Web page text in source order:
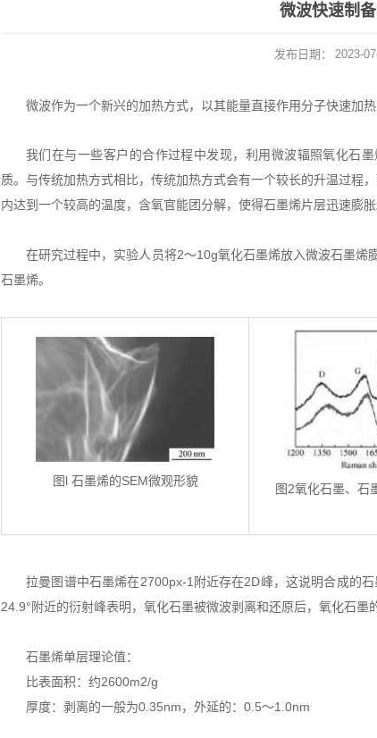
微波快速制
发布日期： 2023-
微波作为一个新兴的加热方式，以其能量直接作用分子快速加
我们在与一些客户的合作过程中发现，利用微波辐照氧化石墨
质。与传统加热方式相比，传统加热方式会有一个较长的升温过程
内达到一个较高的温度，含氧官能团分解，使得石墨烯片层迅速膨
在研究过程中，实验人员将2～10g氧化石墨烯放入微波石墨
石墨烯。
图l 石墨烯的SEM微观形貌
图2氧化石墨、石
拉曼图谱中石墨烯在2700px-1附近存在2D峰，这说明合成的
24.9°附近的衍射峰表明，氧化石墨被微波剥离和还原后，氧化石墨
石墨烯单层理论值：
比表面积：约2600m2/g
厚度：剥离的一般为0.35nm，外延的：0.5～1.0nm